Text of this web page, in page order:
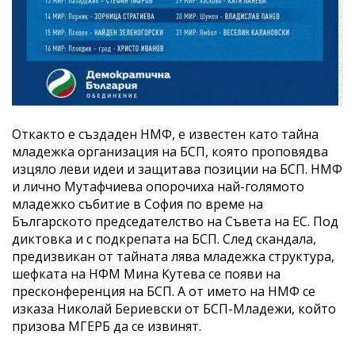
Откакто е създаден НМФ, е известен като тайна
младежка организация на БСП, която проповядва
изцяло леви идеи и защитава позиции на БСП. НМФ
и лично Мутафчиева опорочиха най-голямото
младежко събитие в София по време на
Българското председателство на Съвета на ЕС. Под
диктовка и с подкрепата на БСП. След скандала,
предизвикан от тайната лява младежка структура,
шефката на НФМ Мина Кутева се появи на
пресконференция на БСП. А от името на НМФ се
изказа Николай Бериевски от БСП-Младежи, който
призова МГЕРБ да се извинят.